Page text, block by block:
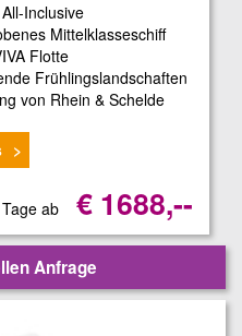
Inclusive
Mittelklasseschiff
Flotte
Frühlingslandschaften
von Rhein & Schelde
ab € 1688,--
Anfrage